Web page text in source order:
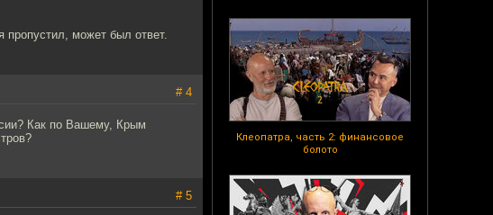
Клеопатра, часть 2: финансовое
болото
пропустил, может был ответ.
# 4
Как по Вашему, Крым
# 5